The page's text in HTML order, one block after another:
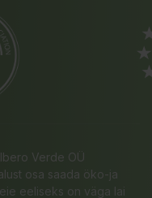
Verde OÜ
osa saada öko-ja
eeliseks on väga lai